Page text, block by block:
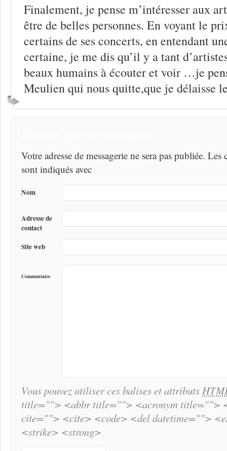
Finalement, je pense m’intéresser aux
être de belles personnes. En voyant le
certains de ses concerts, en entendant
certaine, je me dis qu’il y a tant
beaux humains à écouter et voir …je
Meulien qui nous quitte,que je délaisse
Votre adresse de messagerie ne sera pas publiée.
sont indiqués avec
Nom
Adresse de
contact
Site web
Commentaire
Vous pouvez utiliser ces balises et attributs
title=""> <abbr title=""> <acronym title="">
cite=""> <cite> <code> <del datetime="">
<strike> <strong>